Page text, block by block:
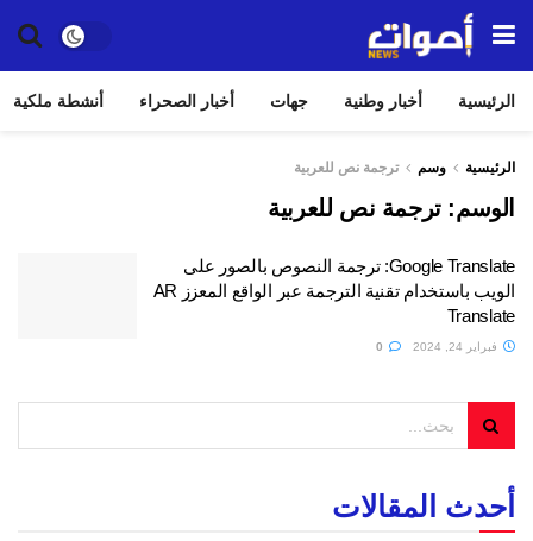
الرئيسية أخبار وطنية جهات أخبار الصحراء أنشطة ملكية
الرئيسية وسم ترجمة نص للعربية
الوسم:ترجمة نص للعربية
Google Translate: ترجمة النصوص بالصور على
الويب باستخدام تقنية الترجمة عبر الواقع المعزز AR
Translate
فبراير 24, 2024
أحدث المقالات